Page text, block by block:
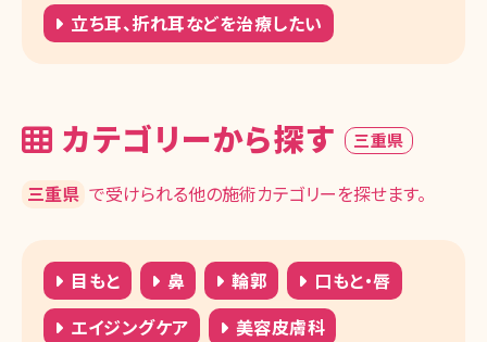
立ち耳、折れ耳などを治療したい
カテゴリーから探す 三重県
三重県 で受けられる他の施術カテゴリーを探せます。
目もと 鼻 輪郭
口もと・唇
エイジングケア
美容皮膚科